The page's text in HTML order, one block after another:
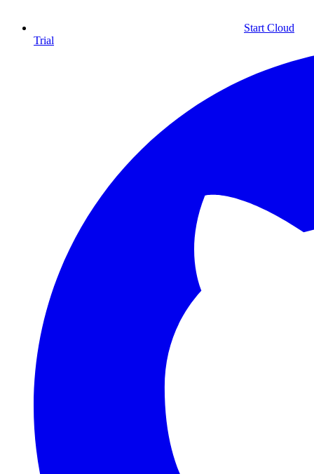
Start Cloud
Trial